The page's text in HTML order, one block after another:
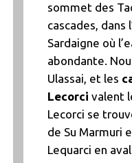
sommet des
cascades, dans
Sardaigne où
abondante.
Ulassai, et les
Lecorci valent
Lecorci se
de Su Marmuri
Lequarci en